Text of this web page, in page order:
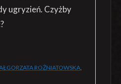
ugryzień. Czyżby
ROŻNIATOWSKA,